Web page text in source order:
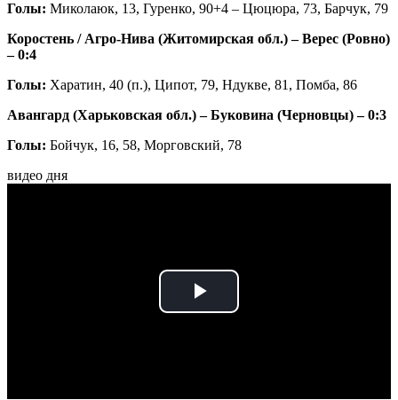
Голы: Миколаюк, 13, Гуренко, 90+4 – Цюцюра, 73, Барчук, 79
Коростень / Агро-Нива (Житомирская обл.) – Верес (Ровно)
– 0:4
Голы: Харатин, 40 (п.), Ципот, 79, Ндукве, 81, Помба, 86
Авангард (Харьковская обл.) – Буковина (Черновцы) – 0:3
Голы: Бойчук, 16, 58, Морговский, 78
видео дня
Play